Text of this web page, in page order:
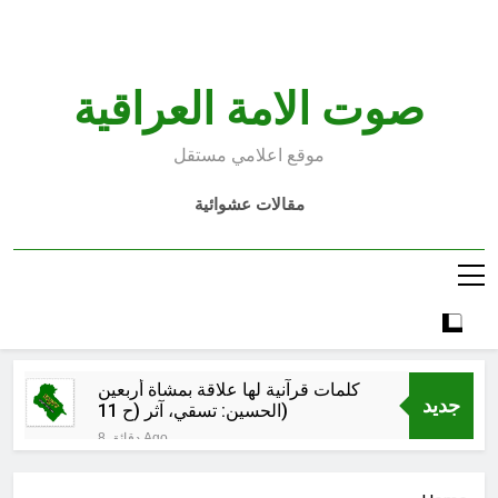
صوت الامة العراقية
موقع اعلامي مستقل
مقالات عشوائية
جديد
كلمات قرآنية لها علاقة بمشاة أربعين
الحسين: تسقي، آثر (ح 11)
8 دقائق Ago